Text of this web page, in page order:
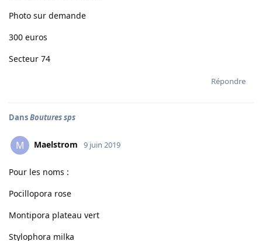
Photo sur demande
300 euros
Secteur 74
Répondre
DansBoutures sps
M Maelstrom 9 juin 2019
Pour les noms :
Pocillopora rose
Montipora plateau vert
Stylophora milka